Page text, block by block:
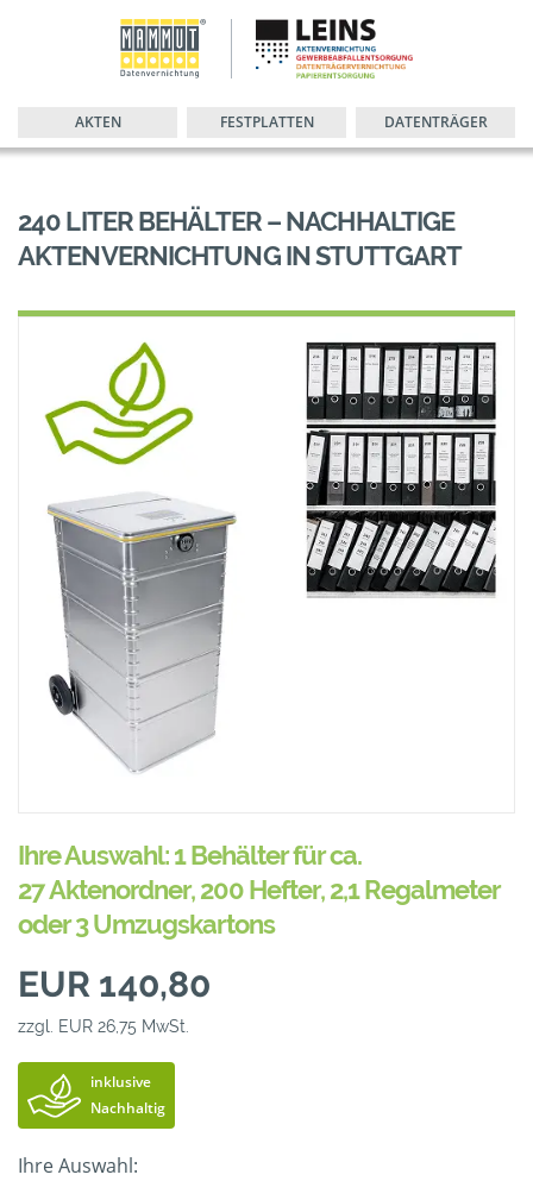
AKTEN FESTPLATTEN DATENTRÄGER
240 LITER BEHÄLTER – NACHHALTIGE
AKTENVERNICHTUNG IN STUTTGART
Ihre Auswahl: 1 Behälter für ca.
27 Aktenordner, 200 Hefter, 2,1 Regalmeter
oder 3 Umzugskartons
EUR 140,80
zzgl. EUR 26,75 MwSt.
inklusive
Nachhaltig
Ihre Auswahl: